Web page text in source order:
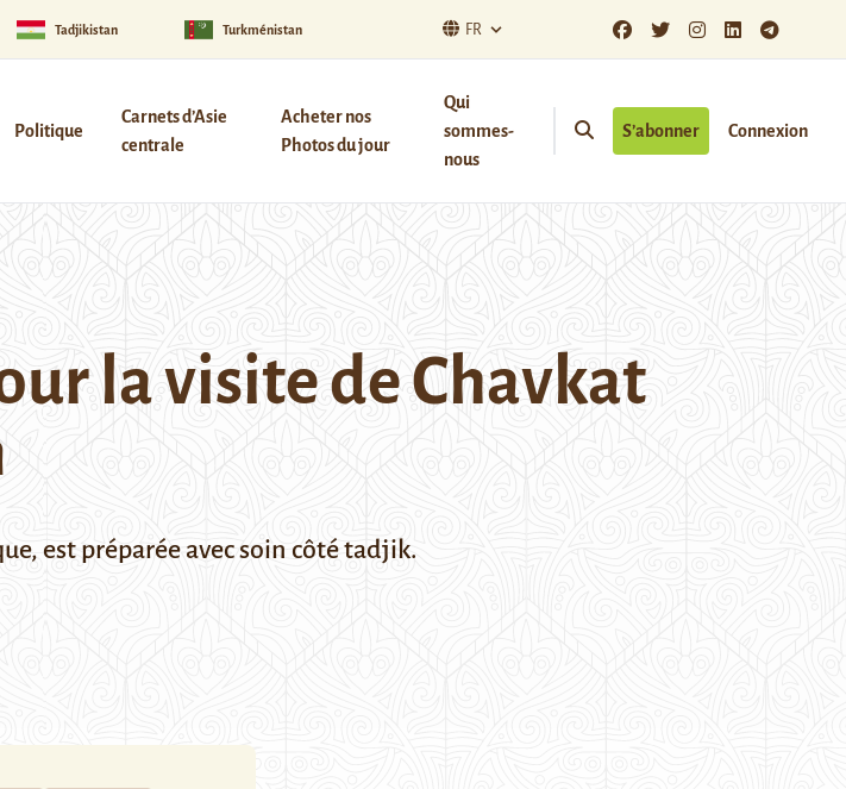
Tadjikistan Turkménistan FR
Politique
Carnets d’Asie
centrale
Acheter nos
Photos du jour
Qui
sommes-
nous
S’abonner Connexion
la visite de Chavkat
est préparée avec soin côté tadjik.